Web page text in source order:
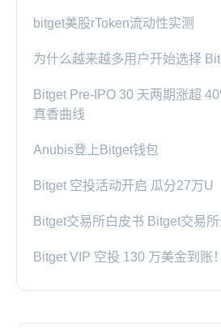
bitget美股rToken流动性实测
为什么越来越多用户开始选择
Bitget Pre-IPO 30 天两期涨超
真香曲线
Anubis登上Bitget钱包
Bitget 空投活动开启 瓜分27万U
Bitget交易所白皮书 Bitget交易
Bitget VIP 空投 130 万美金到账！